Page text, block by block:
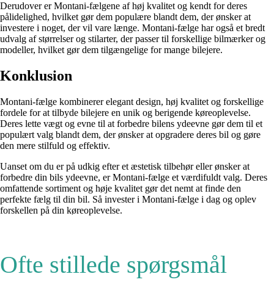
Derudover er Montani-fælgene af høj kvalitet og kendt for deres
pålidelighed, hvilket gør dem populære blandt dem, der ønsker at
investere i noget, der vil vare længe. Montani-fælge har også et bredt
udvalg af størrelser og stilarter, der passer til forskellige bilmærker og
modeller, hvilket gør dem tilgængelige for mange bilejere.
Konklusion
Montani-fælge kombinerer elegant design, høj kvalitet og forskellige
fordele for at tilbyde bilejere en unik og berigende køreoplevelse.
Deres lette vægt og evne til at forbedre bilens ydeevne gør dem til et
populært valg blandt dem, der ønsker at opgradere deres bil og gøre
den mere stilfuld og effektiv.
Uanset om du er på udkig efter et æstetisk tilbehør eller ønsker at
forbedre din bils ydeevne, er Montani-fælge et værdifuldt valg. Deres
omfattende sortiment og høje kvalitet gør det nemt at finde den
perfekte fælg til din bil. Så invester i Montani-fælge i dag og oplev
forskellen på din køreoplevelse.
Ofte stillede spørgsmål